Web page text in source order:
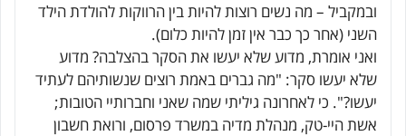
ובמקביל – מה נשים רוצות להיות בין הרווקות להולדת הילד
השני (אחר כך כבר אין זמן להיות כלום).
ואני אומרת, מדוע שלא יעשו את הסקר בהצלבה? מדוע
שלא יעשו סקר: "מה גברים באמת רוצים שנשותיהם לעתיד
יעשו?". כי לאחרונה גיליתי שמה שאני וחברותיי הטובות;
אשת היי-טק, מנהלת מדיה במשרד פרסום, ורואת חשבון